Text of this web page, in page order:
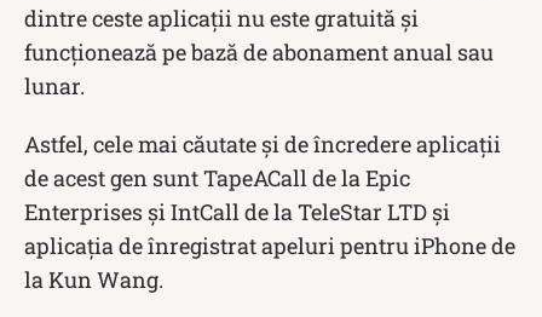
dintre ceste aplicații nu este gratuită și
funcționează pe bază de abonament anual sau
lunar.
Astfel, cele mai căutate și de încredere aplicații
de acest gen sunt TapeACall de la Epic
Enterprises și IntCall de la TeleStar LTD și
aplicația de înregistrat apeluri pentru iPhone de
la Kun Wang.